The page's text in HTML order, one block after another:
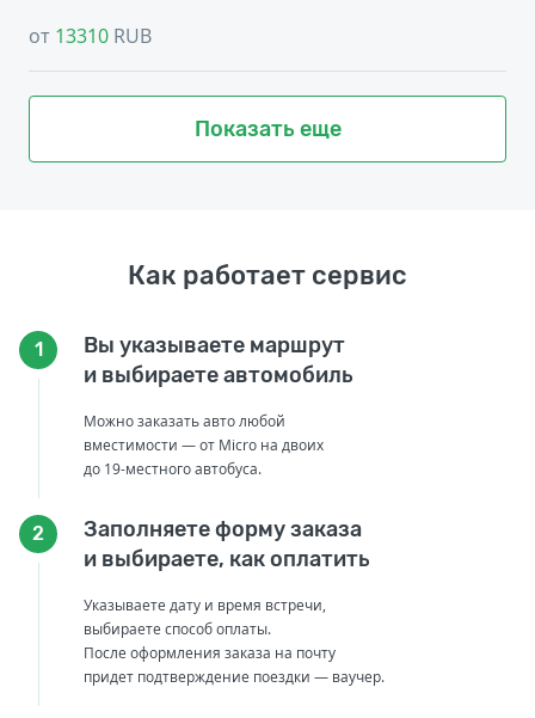
от 13310 RUB
Показать еще
Как работает сервис
1
Вы указываете маршрут
и выбираете автомобиль
Можно заказать авто любой
вместимости — от Micro на двоих
до 19-местного автобуса.
2
Заполняете форму заказа
и выбираете, как оплатить
Указываете дату и время встречи,
выбираете способ оплаты.
После оформления заказа на почту
придет подтверждение поездки — ваучер.